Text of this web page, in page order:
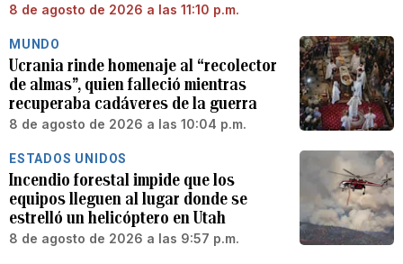
8 de agosto de 2026 a las 11:10 p.m.
MUNDO
Ucrania rinde homenaje al “recolector
de almas”, quien falleció mientras
recuperaba cadáveres de la guerra
8 de agosto de 2026 a las 10:04 p.m.
ESTADOS UNIDOS
Incendio forestal impide que los
equipos lleguen al lugar donde se
estrelló un helicóptero en Utah
8 de agosto de 2026 a las 9:57 p.m.